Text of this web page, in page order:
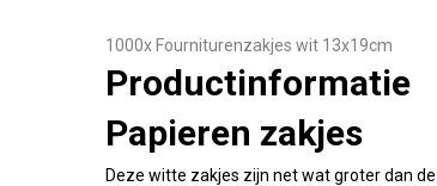
1000x Fourniturenzakjes wit 13x19cm
Productinformatie
Papieren zakjes
Deze witte zakjes zijn net wat groter dan